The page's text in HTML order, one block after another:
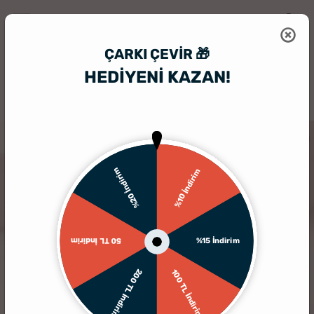
ÇARKI ÇEVIR 🎁
HEDİYENİ KAZAN!
%10 İndirim
%15 İndirim
100 TL İndirim
200 TL İndirim
50 TL İndirim
%20 İndirim